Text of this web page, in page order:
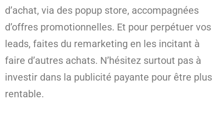
d’achat, via des popup store, accompagnées
d’offres promotionnelles. Et pour perpétuer vos
leads, faites du remarketing en les incitant à
faire d’autres achats. N’hésitez surtout pas à
investir dans la publicité payante pour être plus
rentable.